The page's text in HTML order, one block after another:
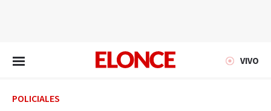
VIVO
POLICIALES